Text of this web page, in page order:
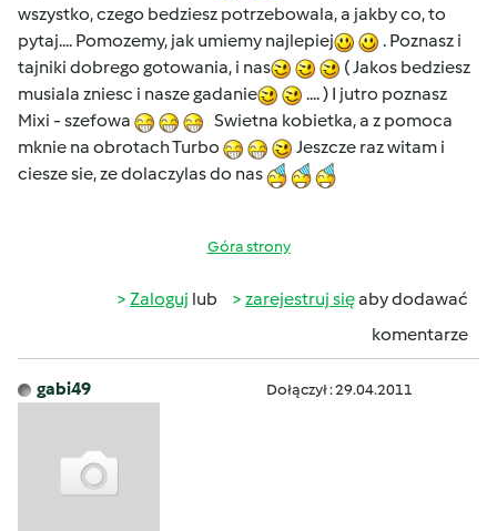
wszystko, czego bedziesz potrzebowala, a jakby co, to
pytaj.... Pomozemy, jak umiemy najlepiej
. Poznasz i
tajniki dobrego gotowania, i nas
( Jakos bedziesz
musiala zniesc i nasze gadanie
.... ) I jutro poznasz
Mixi - szefowa
Swietna kobietka, a z pomoca
mknie na obrotach Turbo
Jeszcze raz witam i
ciesze sie, ze dolaczylas do nas
Góra strony
Zaloguj lub zarejestruj sięaby dodawać
komentarze
gabi49 Dołączył : 29.04.2011